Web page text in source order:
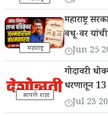
महाराष्ट्र
महाराष्ट्र
वधू-वर
Jun 25
आपले शहर
गोदावरी
धरणातून
Jul 23